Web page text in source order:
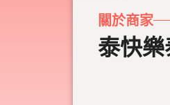
關於商家
泰快